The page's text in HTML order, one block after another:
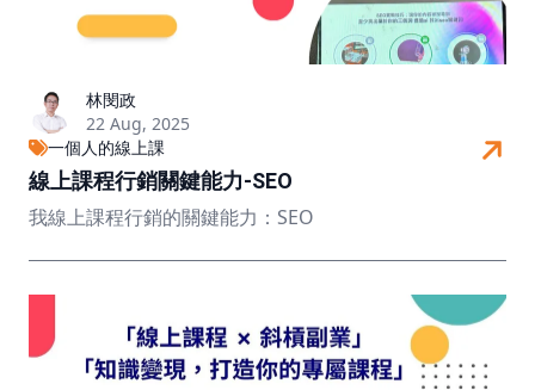
林閔政
22 Aug, 2025
一個人的線上課
線上課程行銷關鍵能力-SEO
我線上課程行銷的關鍵能力：SEO